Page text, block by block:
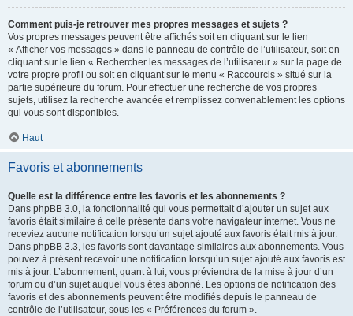
Comment puis-je retrouver mes propres messages et sujets ?
Vos propres messages peuvent être affichés soit en cliquant sur le lien
« Afficher vos messages » dans le panneau de contrôle de l’utilisateur, soit en
cliquant sur le lien « Rechercher les messages de l’utilisateur » sur la page de
votre propre profil ou soit en cliquant sur le menu « Raccourcis » situé sur la
partie supérieure du forum. Pour effectuer une recherche de vos propres
sujets, utilisez la recherche avancée et remplissez convenablement les options
qui vous sont disponibles.
Haut
Favoris et abonnements
Quelle est la différence entre les favoris et les abonnements ?
Dans phpBB 3.0, la fonctionnalité qui vous permettait d’ajouter un sujet aux
favoris était similaire à celle présente dans votre navigateur internet. Vous ne
receviez aucune notification lorsqu’un sujet ajouté aux favoris était mis à jour.
Dans phpBB 3.3, les favoris sont davantage similaires aux abonnements. Vous
pouvez à présent recevoir une notification lorsqu’un sujet ajouté aux favoris est
mis à jour. L’abonnement, quant à lui, vous préviendra de la mise à jour d’un
forum ou d’un sujet auquel vous êtes abonné. Les options de notification des
favoris et des abonnements peuvent être modifiés depuis le panneau de
contrôle de l’utilisateur, sous les « Préférences du forum ».